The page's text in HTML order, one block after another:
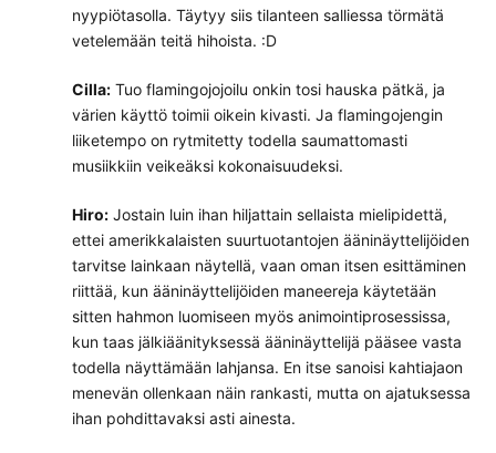
nyypiötasolla. Täytyy siis tilanteen salliessa törmätä
vetelemään teitä hihoista. :D
Cilla: Tuo flamingojojoilu onkin tosi hauska pätkä, ja
värien käyttö toimii oikein kivasti. Ja flamingojengin
liiketempo on rytmitetty todella saumattomasti
musiikkiin veikeäksi kokonaisuudeksi.
Hiro: Jostain luin ihan hiljattain sellaista mielipidettä,
ettei amerikkalaisten suurtuotantojen ääninäyttelijöiden
tarvitse lainkaan näytellä, vaan oman itsen esittäminen
riittää, kun ääninäyttelijöiden maneereja käytetään
sitten hahmon luomiseen myös animointiprosessissa,
kun taas jälkiäänityksessä ääninäyttelijä pääsee vasta
todella näyttämään lahjansa. En itse sanoisi kahtiajaon
menevän ollenkaan näin rankasti, mutta on ajatuksessa
ihan pohdittavaksi asti ainesta.